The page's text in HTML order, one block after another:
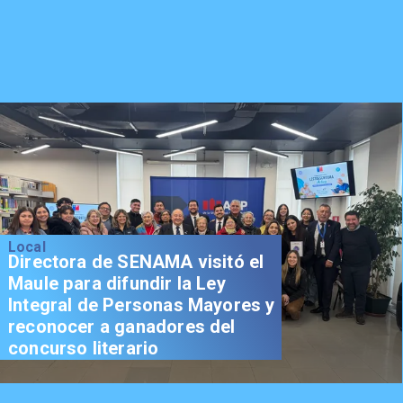
Local
Directora de SENAMA visitó el
Maule para difundir la Ley
Integral de Personas Mayores y
reconocer a ganadores del
concurso literario